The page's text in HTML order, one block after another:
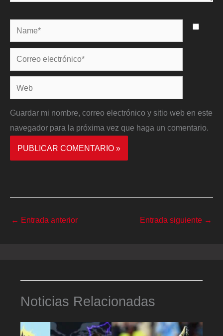
Name*
Correo
electrónico*
Web
Guardar mi nombre, correo electrónico y sitio web en este
navegador para la próxima vez que haga un comentario.
← Entrada anterior Entrada siguiente →
Noticias Relacionadas